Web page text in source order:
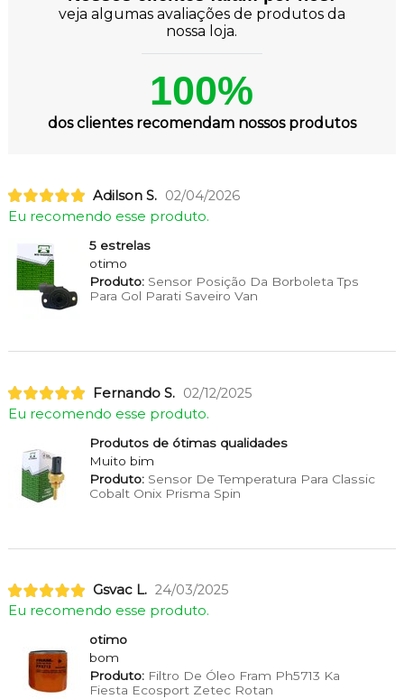
veja algumas avaliações de produtos da
nossa loja.
100%
dos clientes recomendam nossos produtos
Adilson S. 02/04/2026
Eu recomendo esse produto.
5 estrelas
otimo
Produto:Sensor Posição Da Borboleta Tps
Para Gol Parati Saveiro Van
Fernando S. 02/12/2025
Eu recomendo esse produto.
Produtos de ótimas qualidades
Muito bim
Produto:Sensor De Temperatura Para Classic
Cobalt Onix Prisma Spin
Gsvac L. 24/03/2025
Eu recomendo esse produto.
otimo
bom
Produto:Filtro De Óleo Fram Ph5713 Ka
Fiesta Ecosport Zetec Rotan